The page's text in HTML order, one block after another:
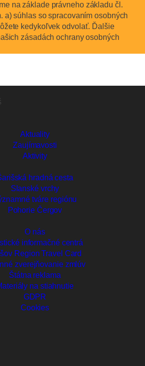
na základe právneho základu čl.
a) súhlas so spracovaním osobných
kedykoľvek odvolať. Ďalšie
zásadách ochrany osobných
Aktuality
Zaujímavosti
Aktivity
hradná cesta
Slanské vrchy
tváre regiónu
Pohorie Čergov
O nás
informačné centrá
Region Travel Card
zverejňovanie zmlúv
Štátna reklama
na stiahnutie
GDPR
Cookies